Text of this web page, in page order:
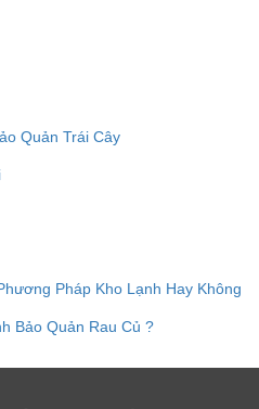
Quản Trái Cây
Pháp Kho Lạnh Hay Không
Bảo Quản Rau Củ ?